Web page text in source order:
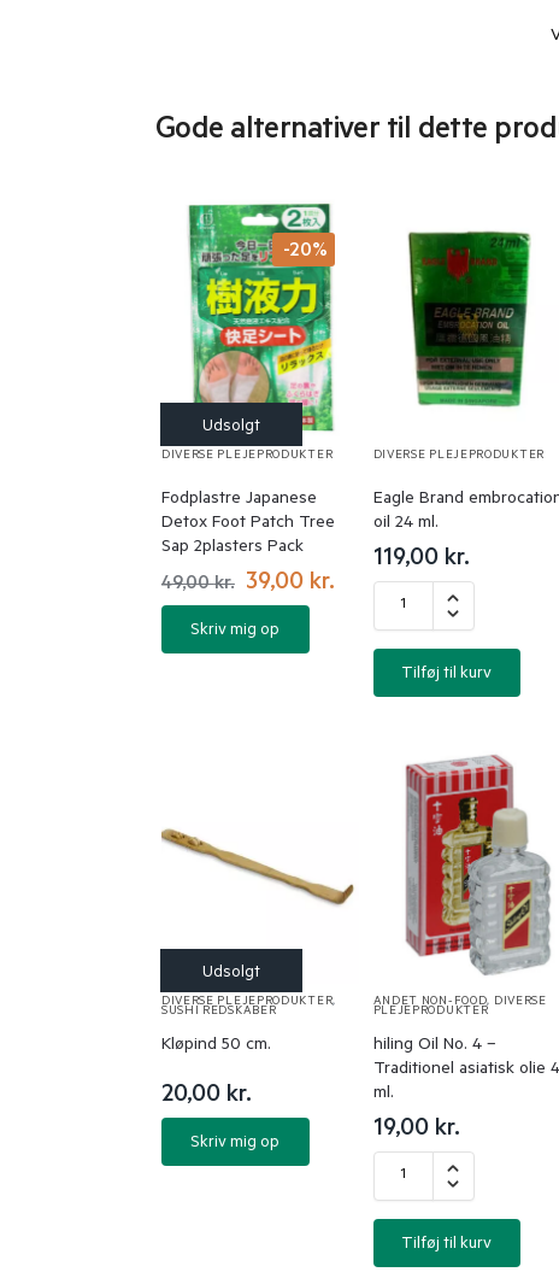
Gode alternativer til dette
-20%
DIVERSE PLEJEPRODUKTER
Fodplastre Japanese
Detox Foot Patch Tree
Sap 2plasters Pack
49,00kr. 39,00 kr.
Skriv mig op
DIVERSE PLEJEPRODUKTER
Eagle Brand
oil 24 ml.
119,00 kr.
Tilføj til kurv
DIVERSE PLEJEPRODUKTER,
SUSHI REDSKABER
Kløpind 50 cm.
20,00 kr.
Skriv mig op
ANDET NON-FOOD, DIVERSE
PLEJEPRODUKTER
hiling Oil No. 4 –
Traditionel asiatisk olie
ml.
19,00 kr.
Tilføj til kurv